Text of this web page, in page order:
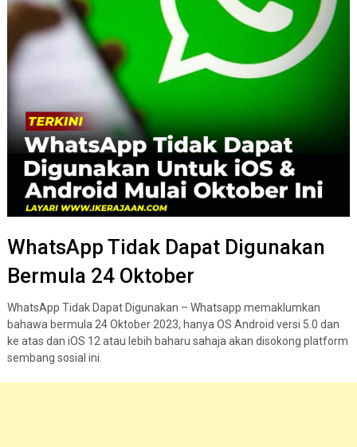
WhatsApp Tidak Dapat Digunakan
Bermula 24 Oktober
WhatsApp Tidak Dapat Digunakan – Whatsapp memaklumkan
bahawa bermula 24 Oktober 2023, hanya OS Android versi 5.0 dan
ke atas dan iOS 12 atau lebih baharu sahaja akan disokong platform
sembang sosial ini.